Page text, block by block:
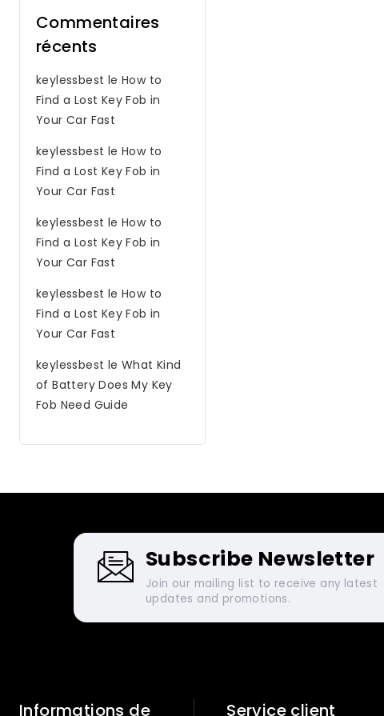
Commentaires
récents
keylessbest leHow to
Find a Lost Key Fob in
Your Car Fast
keylessbest leHow to
Find a Lost Key Fob in
Your Car Fast
keylessbest leHow to
Find a Lost Key Fob in
Your Car Fast
keylessbest leHow to
Find a Lost Key Fob in
Your Car Fast
keylessbest leWhat Kind
of Battery Does My Key
Fob Need Guide
Subscribe Newsletter
Join our mailing list to receive any latest
updates and promotions.
Informations de Service client